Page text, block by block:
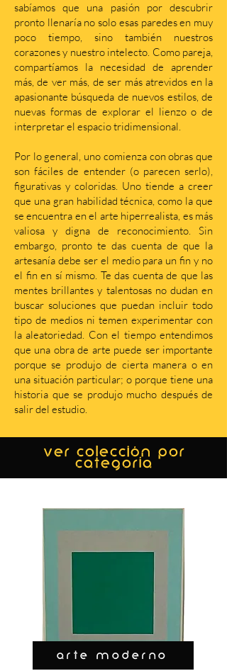
sabíamos que una pasión por descubrir
pronto llenaría no solo esas paredes en muy
poco tiempo, sino también nuestros
corazones y nuestro intelecto. Como pareja,
compartíamos la necesidad de aprender
más, de ver más, de ser más atrevidos en la
apasionante búsqueda de nuevos estilos, de
nuevas formas de explorar el lienzo o de
interpretar el espacio tridimensional.
Por lo general, uno comienza con obras que
son fáciles de entender (o parecen serlo),
figurativas y coloridas. Uno tiende a creer
que una gran habilidad técnica, como la que
se encuentra en el arte hiperrealista, es más
valiosa y digna de reconocimiento. Sin
embargo, pronto te das cuenta de que la
artesanía debe ser el medio para un fin y no
el fin en sí mismo. Te das cuenta de que las
mentes brillantes y talentosas no dudan en
buscar soluciones que puedan incluir todo
tipo de medios ni temen experimentar con
la aleatoriedad. Con el tiempo entendimos
que una obra de arte puede ser importante
porque se produjo de cierta manera o en
una situación particular; o porque tiene una
historia que se produjo mucho después de
salir del estudio.
ver colección por
categoría
ARTE MODERNO